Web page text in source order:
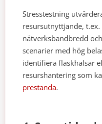
Stresstestning
resursutnyttjande,
nätverksbandbredd
scenarier med hög
identifiera flaskhalsar
resurshantering som
prestanda.